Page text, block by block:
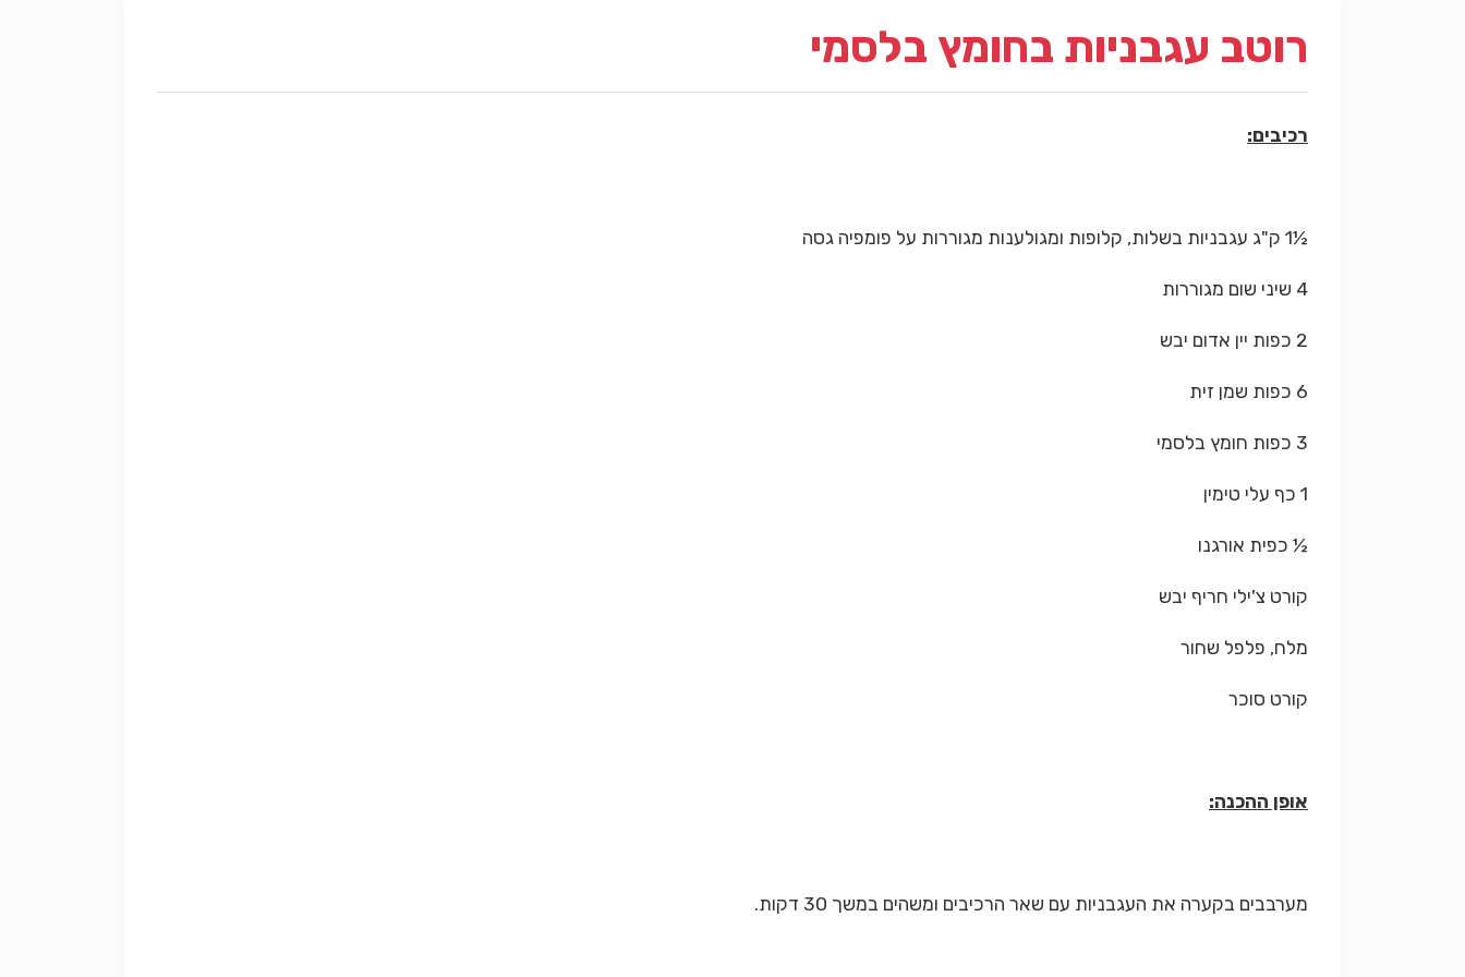
רוטב עגבניות בחומץ בלסמי
רכיבים:
½1 ק"ג עגבניות בשלות, קלופות ומגולענות מגוררות על פומפיה גסה
4 שיני שום מגוררות
2 כפות יין אדום יבש
6 כפות שמן זית
3 כפות חומץ בלסמי
1 כף עלי טימין
½ כפית אורגנו
קורט צ'ילי חריף יבש
מלח, פלפל שחור
קורט סוכר
אופן ההכנה:
מערבבים בקערה את העגבניות עם שאר הרכיבים ומשהים במשך 30 דקות.